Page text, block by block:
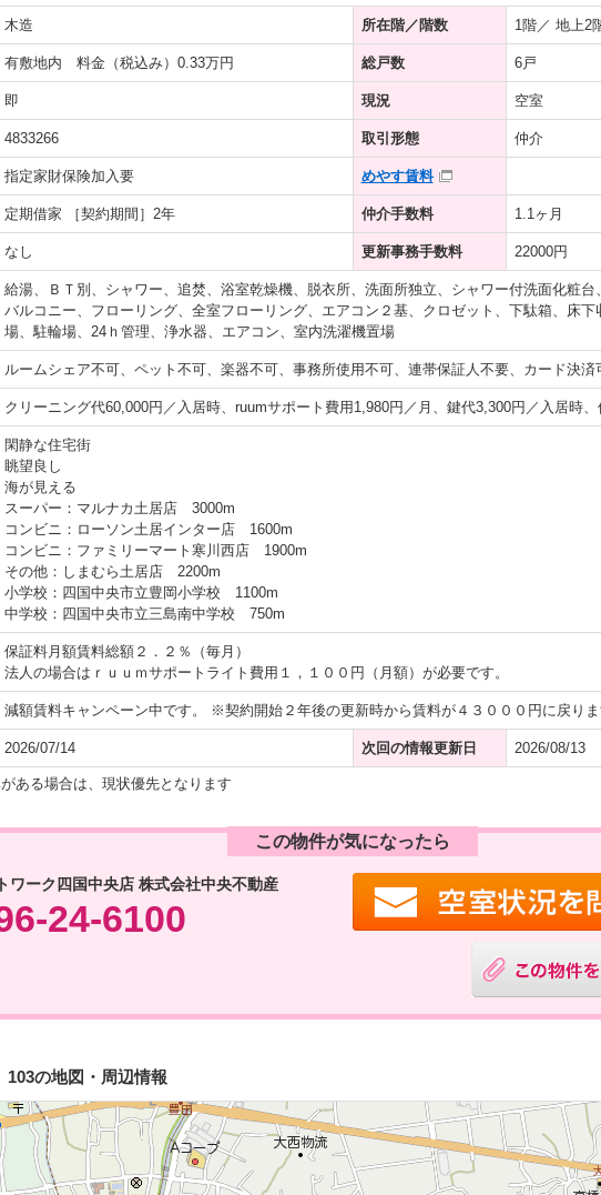
木造 所在階／階数 1階／ 地上2
有敷地内 料金（税込み）0.33万円 総戸数 6戸
即 現況 空室
4833266 取引形態 仲介
指定家財保険加入要 めやす賃料
定期借家 ［契約期間］2年 仲介手数料 1.1ヶ月
なし 更新事務手数料 22000円
給湯、ＢＴ別、シャワー、追焚、浴室乾燥機、脱衣所、洗面所独立、シャワー付洗面化粧
バルコニー、フローリング、全室フローリング、エアコン２基、クロゼット、下駄箱、床
場、駐輪場、24ｈ管理、浄水器、エアコン、室内洗濯機置場
ルームシェア不可、ペット不可、楽器不可、事務所使用不可、連帯保証人不要、カード決
クリーニング代60,000円／入居時、ruumサポート費用1,980円／月、鍵代3,300円／入居時
閑静な住宅街
眺望良し
海が見える
スーパー：マルナカ土居店 3000m
コンビニ：ローソン土居インター店 1600m
コンビニ：ファミリーマート寒川西店 1900m
その他：しまむら土居店 2200m
小学校：四国中央市立豊岡小学校 1100m
中学校：四国中央市立三島南中学校 750m
保証料月額賃料総額２．２％（毎月）
法人の場合はｒｕｕｍサポートライト費用１，１００円（月額）が必要です。
減額賃料キャンペーン中です。 ※契約開始２年後の更新時から賃料が４３０００円に戻り
2026/07/14 次回の情報更新日 2026/08/13
ある場合は、現状優先となります
この物件が気になったら
ワーク四国中央店 株式会社中央不動産
24-6100
の地図・周辺情報